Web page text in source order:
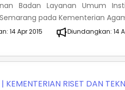
Badan Layanan Umum
pada Kementerian
14 Apr 2015 Diundangkan:14
| KEMENTERIAN RISET DAN